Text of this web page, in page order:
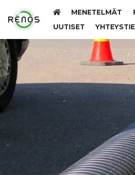
MENETELMÄT
UUTISET